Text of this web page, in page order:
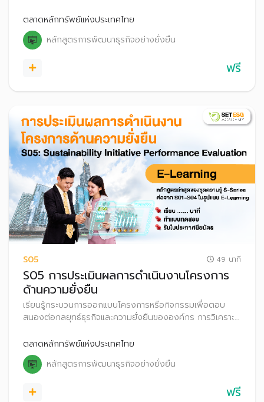
สำคัญด้านความยั่งยืน
ตลาดหลักทรัพย์แห่งประเทศไทย
หลักสูตรการพัฒนาธุรกิจอย่างยั่งยืน
ฟรี
S05 49 นาที
S05 การประเมินผลการดำเนินงานโครงการ
ด้านความยั่งยืน
เรียนรู้กระบวนการออกแบบโครงการหรือกิจกรรมเพื่อตอบ
สนองต่อกลยุทธ์ธุรกิจและความยั่งยืนขององค์กร การวิเคราะห์
ด้วยชี้วัดที่เหมาะสมและมีประสิทธิภาพ
ตลาดหลักทรัพย์แห่งประเทศไทย
หลักสูตรการพัฒนาธุรกิจอย่างยั่งยืน
ฟรี